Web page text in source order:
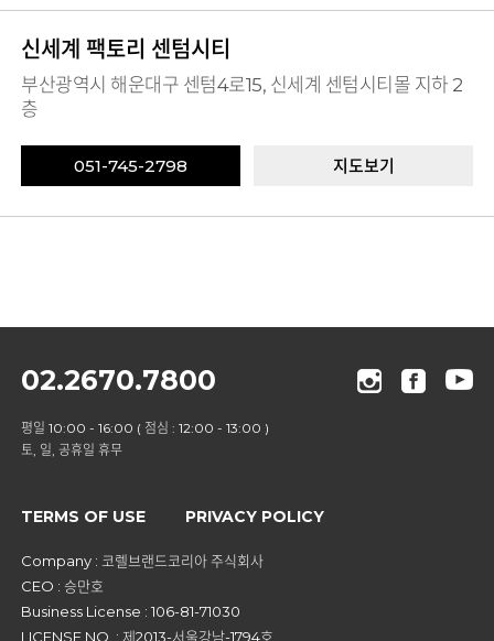
신세계 팩토리 센텀시티
부산광역시 해운대구 센텀4로15, 신세계 센텀시티몰 지하 2
층
051-745-2798 지도보기
02.2670.7800
평일 10:00 - 16:00 ( 점심 : 12:00 - 13:00 )
토, 일, 공휴일 휴무
TERMS OF USE PRIVACY POLICY
Company : 코렐브랜드코리아 주식회사
CEO : 승만호
Business License : 106-81-71030
LICENSE NO. : 제2013-서울강남-1794호